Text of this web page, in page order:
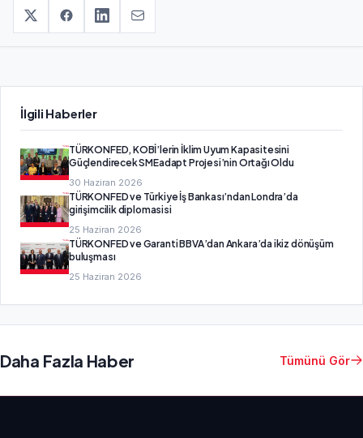
İlgili Haberler
TÜRKONFED, KOBİ’lerin İklim Uyum Kapasitesini
Güçlendirecek SMEadapt Projesi’nin Ortağı Oldu
30 Haziran 2026
TÜRKONFED ve Türkiye İş Bankası’ndan Londra’da
girişimcilik diplomasisi
25 Haziran 2026
TÜRKONFED ve Garanti BBVA’dan Ankara’da ikiz dönüşüm
buluşması
25 Haziran 2026
Daha Fazla Haber Tümünü Gör